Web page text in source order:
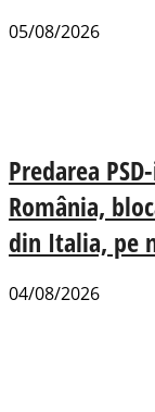
05/08/2026
Predarea
România,
din Italia, pe
04/08/2026